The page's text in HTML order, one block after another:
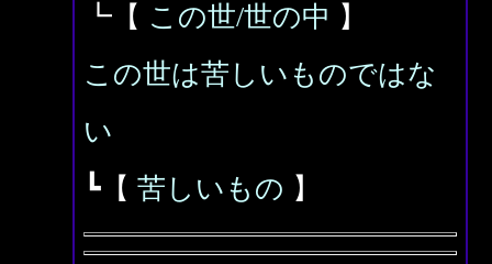
┗【 この世/世の中 】
この世は苦しいものではな
い
┗【 苦しいもの 】